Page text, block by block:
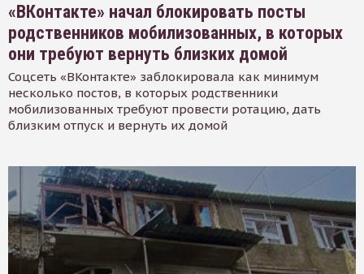
«ВКонтакте» начал блокировать посты
родственников мобилизованных, в которых
они требуют вернуть близких домой
Соцсеть «ВКонтакте» заблокировала как минимум
несколько постов, в которых родственники
мобилизованных требуют провести ротацию, дать
близким отпуск и вернуть их домой